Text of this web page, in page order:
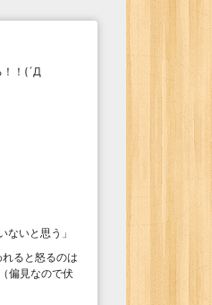
！！(´Д
ないと思う 」
ると怒るのは
偏見なので伏